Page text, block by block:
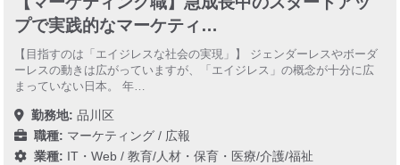
プで実践的なマーケティ…
【目指すのは「エイジレスな社会の実現」】 ジェンダーレスやボーダ
ーレスの動きは広がっていますが、「エイジレス」の概念が十分に広
まっていない日本。 年…
勤務地: 品川区
職種: マーケティング / 広報
業種: IT・Web /教育/人材・保育・医療/介護/福祉